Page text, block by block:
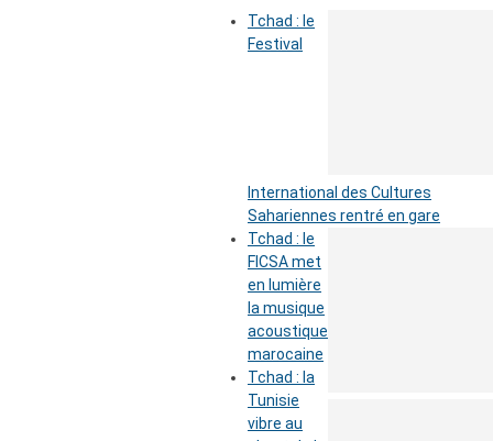
Tchad : le
Festival
International des Cultures
Sahariennes rentré en gare
Tchad : le
FICSA met
en lumière
la musique
acoustique
marocaine
Tchad : la
Tunisie
vibre au